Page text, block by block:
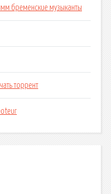
бременские музыканты
торрент